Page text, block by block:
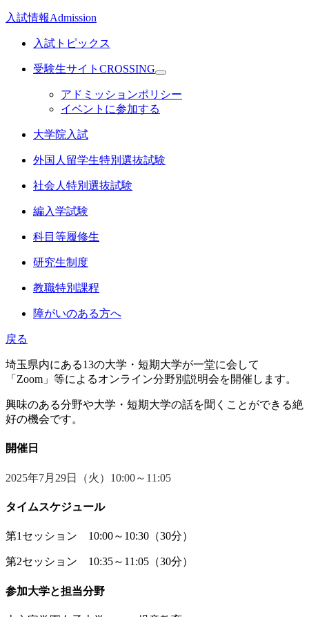
入試情報Admission
入試トピックス
受験生サイトCROSSING
アドミッションポリシー
イベントに参加する
大学院入試
外国人留学生特別選抜試験
社会人特別選抜試験
編入学試験
科目等履修生
研究生制度
教職特別課程
障がいのある方へ
戻る
埼玉県内にある13の大学・短期大学が一堂に会して
「Zoom」等によるオンライン分野別説明会を開催します。
興味のある分野や大学・短期大学の話を聞くことができる絶
好の機会です。
開催日
2025年7月29日（火）10:00～11:05
タイムスケジュール
第1セッション 10:00～10:30（30分）
第2セッション 10:35～11:05（30分）
参加大学と担当分野